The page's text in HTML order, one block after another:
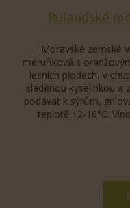
Rulandské
Moravské zemské
meruňková s
lesních plodech. V
sladěnou kyselinkou a
podávat k sýrům,
teplotě 12-16°C.